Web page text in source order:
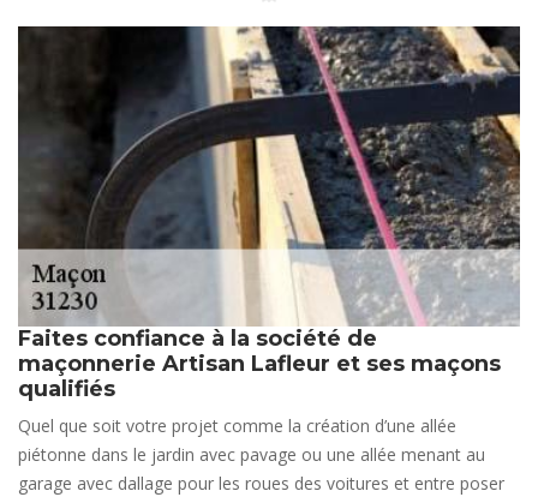
Faites confiance à la société de
maçonnerie Artisan Lafleur et ses maçons
qualifiés
Quel que soit votre projet comme la création d’une allée
piétonne dans le jardin avec pavage ou une allée menant au
garage avec dallage pour les roues des voitures et entre poser